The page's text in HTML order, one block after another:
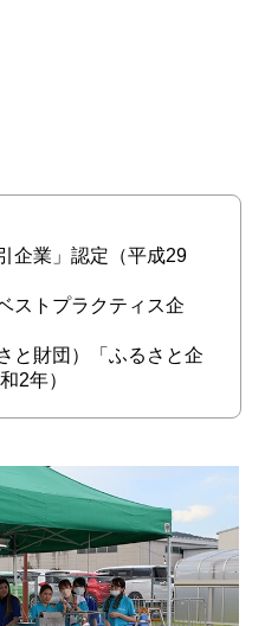
企業」認定（平成29
ストプラクティス企
と財団）「ふるさと企
2年）